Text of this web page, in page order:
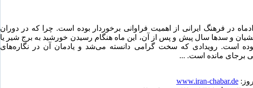
در فرهنگ ایرانی از اهمیت فراوانی برخوردار بوده است. چرا که در دوران
و سدها سال پیش و پس از آن، این ماه هنگام رسیدن خورشید به برج شیر یا
است. رویدادی که سخت گرامی دانسته می‌شد و یادمان آن در نگاره‌های
برجای مانده است. ...
روز:www.iran-chabar.de